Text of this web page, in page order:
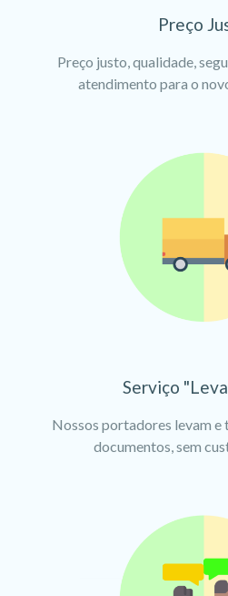
Preço
Preço justo, qualidade,
atendimento para o
Serviço
Nossos portadores levam e
documentos, sem